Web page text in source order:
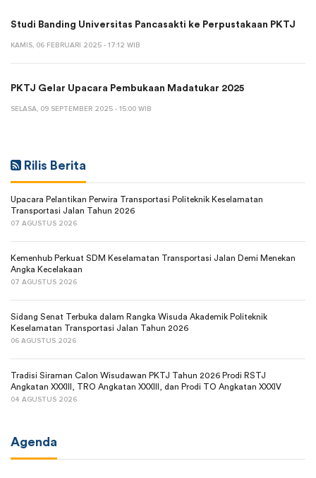
Studi Banding Universitas Pancasakti ke Perpustakaan PKTJ
KAMIS, 06 FEBRUARI 2025 - 17:12 WIB
PKTJ Gelar Upacara Pembukaan Madatukar 2025
SELASA, 09 SEPTEMBER 2025 - 15:00 WIB
Rilis Berita
Upacara Pelantikan Perwira Transportasi Politeknik Keselamatan
Transportasi Jalan Tahun 2026
07 AGUSTUS 2026
Kemenhub Perkuat SDM Keselamatan Transportasi Jalan Demi Menekan
Angka Kecelakaan
07 AGUSTUS 2026
Sidang Senat Terbuka dalam Rangka Wisuda Akademik Politeknik
Keselamatan Transportasi Jalan Tahun 2026
06 AGUSTUS 2026
Tradisi Siraman Calon Wisudawan PKTJ Tahun 2026 Prodi RSTJ
Angkatan XXXIII, TRO Angkatan XXXIII, dan Prodi TO Angkatan XXXIV
04 AGUSTUS 2026
Agenda